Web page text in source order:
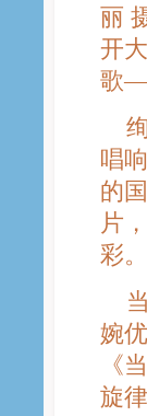
丽
开
歌
绚
唱
的
片
彩。
当
婉
《
旋